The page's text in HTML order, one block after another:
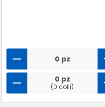
0 pz
0 pz
(0 colli)